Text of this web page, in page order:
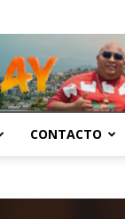
CONTACTO